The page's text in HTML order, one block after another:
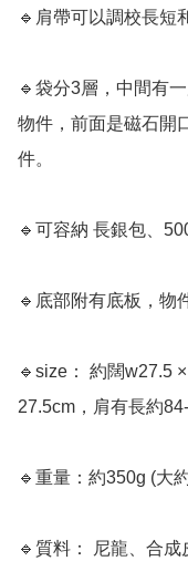
🔹肩帶可以調校長短
🔹袋分3層，中間有
物件，前面是磁石開
件。
🔹可容納 長銀包、
🔹底部附有底板，物
🔹size： 約闊w27.5
27.5cm，肩有長約
🔹重量：約350g (大
🔹質料： 尼龍、合成